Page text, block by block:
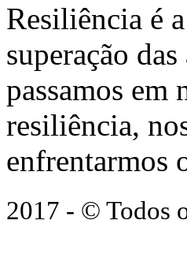
Resiliência é
superação
passamos em
resiliência,
enfrentarmos
2017 - © Todos